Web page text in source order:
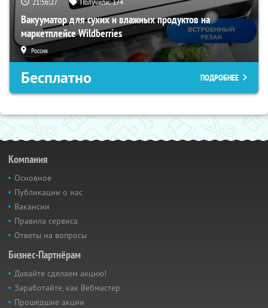
Вакууматор для сухих и влажных продуктов на
маркетплейсе Wildberries
Россия
Бесплатно ПОДРОБНЕЕ
Компания
Основное
Публикации о нас
Вакансии
Правила сервиса
Ответы на вопросы
Бизнес-Партнёрам
Давайте сделаем акцию!
Заработайте, как Вебмастер
Прошедшие акции